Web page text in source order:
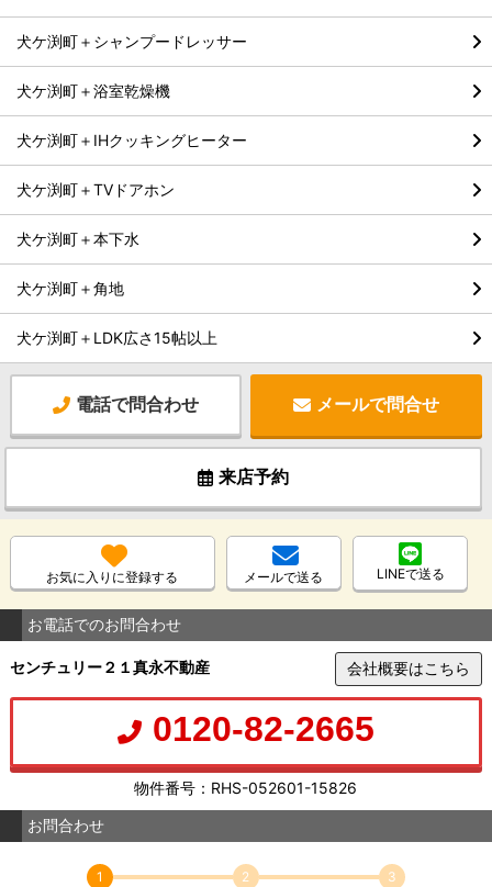
犬ケ渕町＋シャンプードレッサー
犬ケ渕町＋浴室乾燥機
犬ケ渕町＋IHクッキングヒーター
犬ケ渕町＋TVドアホン
犬ケ渕町＋本下水
犬ケ渕町＋角地
犬ケ渕町＋LDK広さ15帖以上
電話で問合わせ メールで問合せ
来店予約
お気に入りに登録する メールで送る LINEで送る
お電話でのお問合わせ
センチュリー２１真永不動産 会社概要はこちら
0120-82-2665
物件番号：RHS-052601-15826
お問合わせ
1
2
3